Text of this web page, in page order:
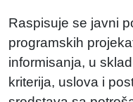
Raspisuje se javni
programskih
informisanja, u
kriterija, uslova i